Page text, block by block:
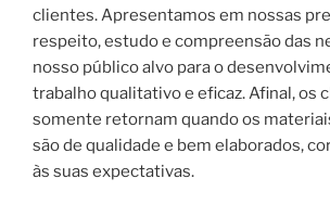
clientes. Apresentamos em nossas
respeito, estudo e compreensão das
nosso público alvo para o
trabalho qualitativo e eficaz. Afinal, os
somente retornam quando os
são de qualidade e bem elaborados,
às suas expectativas.